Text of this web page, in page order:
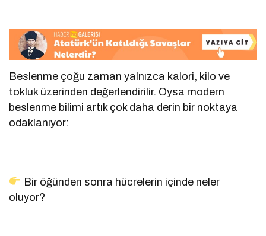
Beslenme çoğu zaman yalnızca kalori, kilo ve
tokluk üzerinden değerlendirilir. Oysa modern
beslenme bilimi artık çok daha derin bir noktaya
odaklanıyor:
Bir öğünden sonra hücrelerin içinde neler
oluyor?